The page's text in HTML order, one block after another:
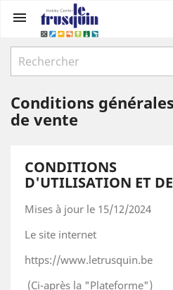

Conditions
de vente
CONDITIONS
D'UTILISATION ET
Mises à jour le 15/12/2024
Le site internet
https://www.letrusquin.be
(Ci-après la "Plateforme")